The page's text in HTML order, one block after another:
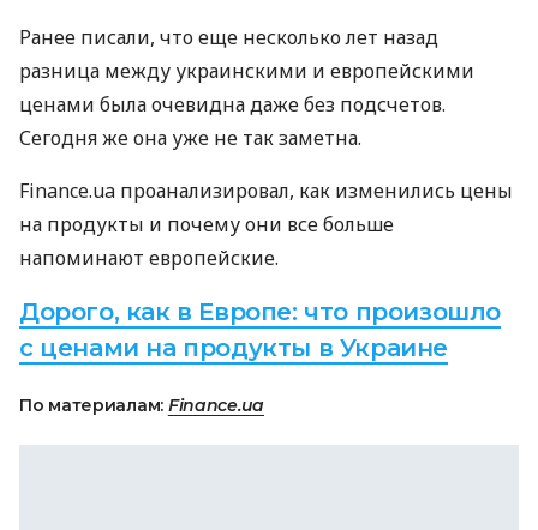
Ранее писали, что еще несколько лет назад
разница между украинскими и европейскими
ценами была очевидна даже без подсчетов.
Сегодня же она уже не так заметна.
Finance.ua проанализировал, как изменились цены
на продукты и почему они все больше
напоминают европейские.
Дорого, как в Европе: что произошло
с ценами на продукты в Украине
По материалам: Finance.ua